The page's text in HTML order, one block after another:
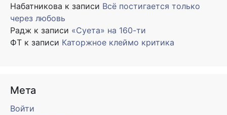
Набатникова к записи Всё постигается только
через любовь
Радж к записи «Суета» на 160-ти
ФТ к записи Каторжное клеймо критика
Мета
Войти